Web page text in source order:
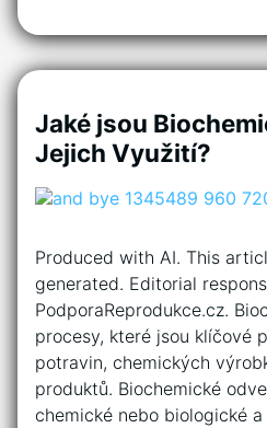
Jaké jsou
Jejich Využití?
Produced with AI. This
generated. Editorial
PodporaReprodukce.cz.
procesy, které jsou klíčové
potravin, chemických
produktů. Biochemické
chemické nebo biologické